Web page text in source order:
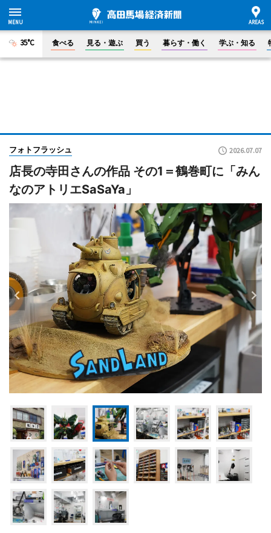
35°C 食べる 見る・遊ぶ 買う 暮らす・働く 学ぶ・知る
フォトフラッシュ 2026.07.07
店長の寺田さんの作品 その1＝鶴巻町に「みん
なのアトリエSaSaYa」